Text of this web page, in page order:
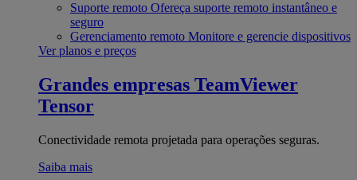
Suporte remoto Ofereça suporte remoto instantâneo e
seguro
Gerenciamento remoto Monitore e gerencie dispositivos
Ver planos e preços
Grandes empresas TeamViewer
Tensor
Conectividade remota projetada para operações seguras.
Saiba mais